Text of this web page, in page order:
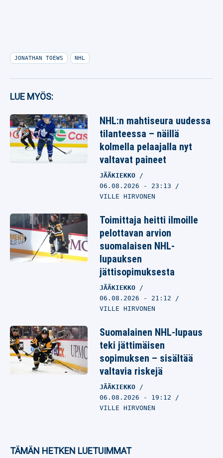
JONATHAN TOEWS NHL
LUE MYÖS:
NHL:n mahtiseura uudessa
tilanteessa – näillä
kolmella pelaajalla nyt
valtavat paineet
JÄÄKIEKKO
06.08.2026 - 23:13
VILLE HIRVONEN
Toimittaja heitti ilmoille
pelottavan arvion
suomalaisen NHL-
lupauksen
jättisopimuksesta
JÄÄKIEKKO
06.08.2026 - 21:12
VILLE HIRVONEN
Suomalainen NHL-lupaus
teki jättimäisen
sopimuksen – sisältää
valtavia riskejä
JÄÄKIEKKO
06.08.2026 - 19:12
VILLE HIRVONEN
TÄMÄN HETKEN LUETUIMMAT